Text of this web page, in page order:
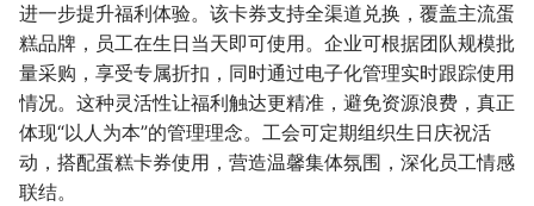
进一步提升福利体验。该卡券支持全渠道兑换，覆盖主流蛋
糕品牌，员工在生日当天即可使用。企业可根据团队规模批
量采购，享受专属折扣，同时通过电子化管理实时跟踪使用
情况。这种灵活性让福利触达更精准，避免资源浪费，真正
体现“以人为本”的管理理念。工会可定期组织生日庆祝活
动，搭配蛋糕卡券使用，营造温馨集体氛围，深化员工情感
联结。